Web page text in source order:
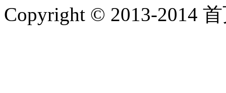
Copyright © 2013-2014